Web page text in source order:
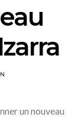
un nouveau